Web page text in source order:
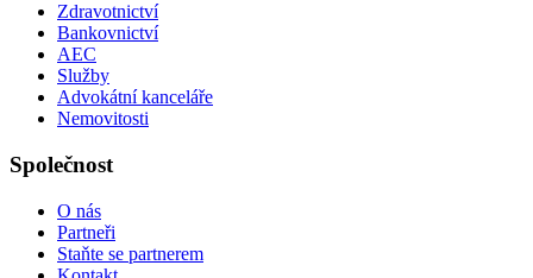
Zdravotnictví
Bankovnictví
AEC
Služby
Advokátní kanceláře
Nemovitosti
Společnost
O nás
Partneři
Staňte se partnerem